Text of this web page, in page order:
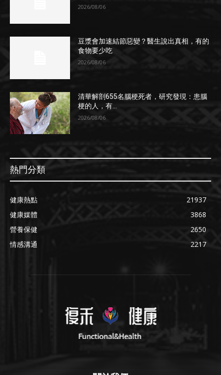
2026/08/06
豆漿會加速結節惡變？醫生說出真相，有的
食物要少吃
2026/08/06
清華解剖655名腦梗死者，研究發現：患腦
梗的人，有...
2026/08/06
熱門分類
健康熱點
21937
健康媒體
3868
營養保健
2650
情感溝通
2217